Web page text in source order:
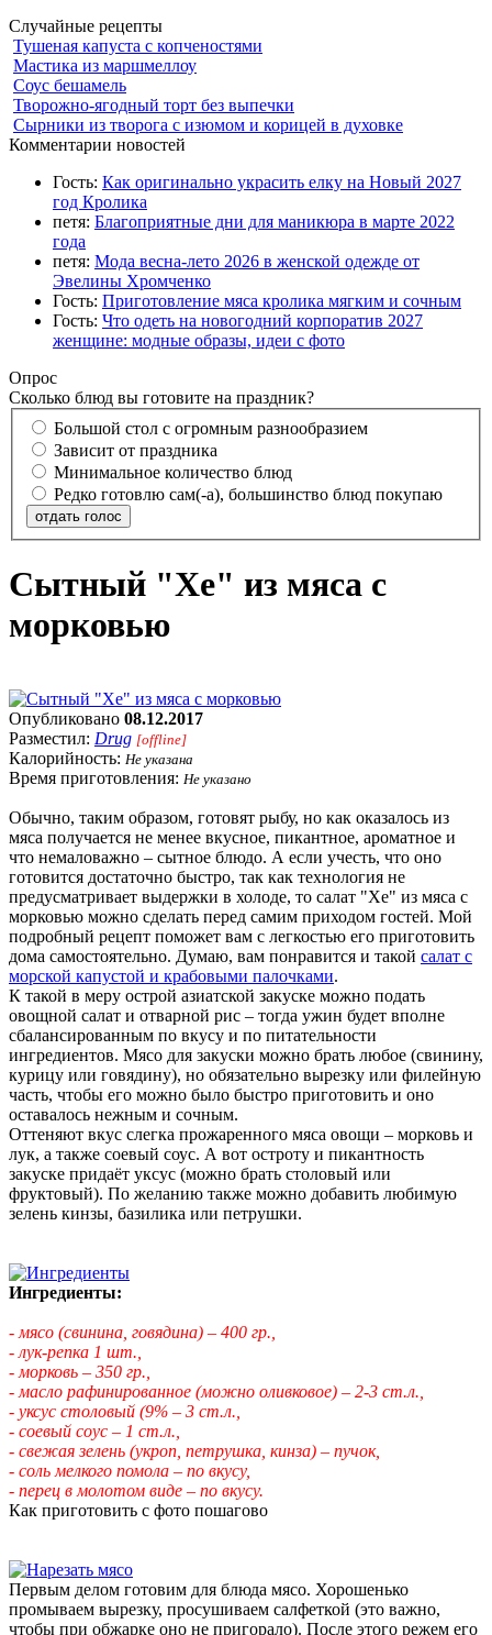
Случайные рецепты
Тушеная капуста с копченостями
Мастика из маршмеллоу
Соус бешамель
Творожно-ягодный торт без выпечки
Сырники из творога с изюмом и корицей в духовке
Комментарии новостей
Гость: Как оригинально украсить елку на Новый 2027
год Кролика
петя: Благоприятные дни для маникюра в марте 2022
года
петя: Мода весна-лето 2026 в женской одежде от
Эвелины Хромченко
Гость: Приготовление мяса кролика мягким и сочным
Гость: Что одеть на новогодний корпоратив 2027
женщине: модные образы, идеи с фото
Опрос
Сколько блюд вы готовите на праздник?
Большой стол с огромным разнообразием
Зависит от праздника
Минимальное количество блюд
Редко готовлю сам(-а), большинство блюд покупаю
отдать голос
Сытный "Хе" из мяса с
морковью
Опубликовано 08.12.2017
Разместил: Drug [offline]
Калорийность: Не указана
Время приготовления: Не указано
Обычно, таким образом, готовят рыбу, но как оказалось из
мяса получается не менее вкусное, пикантное, ароматное и
что немаловажно – сытное блюдо. А если учесть, что оно
готовится достаточно быстро, так как технология не
предусматривает выдержки в холоде, то салат "Хе" из мяса с
морковью можно сделать перед самим приходом гостей. Мой
подробный рецепт поможет вам с легкостью его приготовить
дома самостоятельно. Думаю, вам понравится и такой салат с
морской капустой и крабовыми палочками.
К такой в меру острой азиатской закуске можно подать
овощной салат и отварной рис – тогда ужин будет вполне
сбалансированным по вкусу и по питательности
ингредиентов. Мясо для закуски можно брать любое (свинину,
курицу или говядину), но обязательно вырезку или филейную
часть, чтобы его можно было быстро приготовить и оно
оставалось нежным и сочным.
Оттеняют вкус слегка прожаренного мяса овощи – морковь и
лук, а также соевый соус. А вот остроту и пикантность
закуске придаёт уксус (можно брать столовый или
фруктовый). По желанию также можно добавить любимую
зелень кинзы, базилика или петрушки.
Ингредиенты:
- мясо (свинина, говядина) – 400 гр.,
- лук-репка 1 шт.,
- морковь – 350 гр.,
- масло рафинированное (можно оливковое) – 2-3 ст.л.,
- уксус столовый (9% – 3 ст.л.,
- соевый соус – 1 ст.л.,
- свежая зелень (укроп, петрушка, кинза) – пучок,
- соль мелкого помола – по вкусу,
- перец в молотом виде – по вкусу.
Как приготовить с фото пошагово
Первым делом готовим для блюда мясо. Хорошенько
промываем вырезку, просушиваем салфеткой (это важно,
чтобы при обжарке оно не пригорало). После этого режем его